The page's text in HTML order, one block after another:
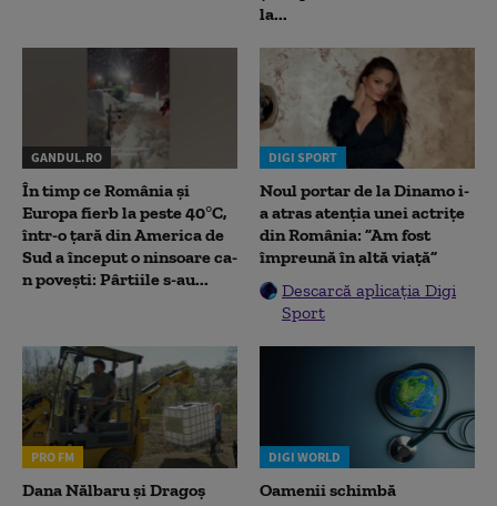
la...
GANDUL.RO
În timp ce România și
Europa fierb la peste 40°C,
într-o țară din America de
Sud a început o ninsoare ca-
n povești: Pârtiile s-au...
DIGI SPORT
Noul portar de la Dinamo i-
a atras atenția unei actrițe
din România: ”Am fost
împreună în altă viață”
Descarcă aplicația Digi
Sport
PRO FM
Dana Nălbaru și Dragoș
DIGI WORLD
Oamenii schimbă